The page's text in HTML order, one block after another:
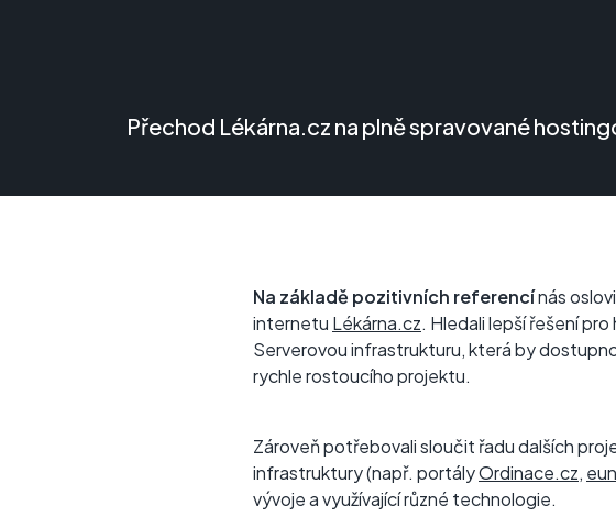
Přechod Lékárna.cz na plně spravované
Na základě pozitivních referencínás
internetu Lékárna.cz. Hledali lepší řešení
Serverovou infrastrukturu, která by
rychle rostoucího projektu.
Zároveň potřebovali sloučit řadu dalších
infrastruktury (např. portályOrdinace.cz,
vývoje a využívající různé technologie.